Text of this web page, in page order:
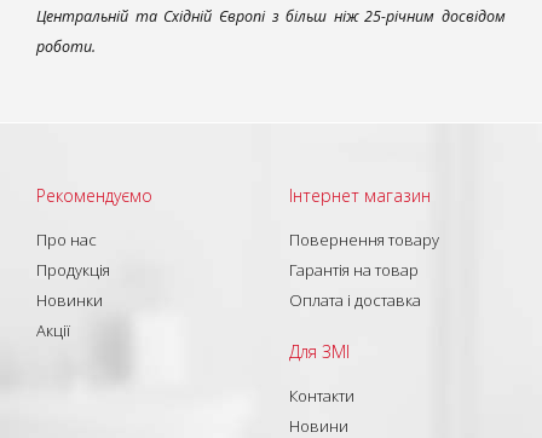
Центральній та Східній Європі з більш ніж 25-річним досвідом
роботи.
Рекомендуємо
Про нас
Продукція
Новинки
Акції
Інтернет магазин
Повернення товару
Гарантія на товар
Оплата і доставка
Для ЗМІ
Контакти
Новини